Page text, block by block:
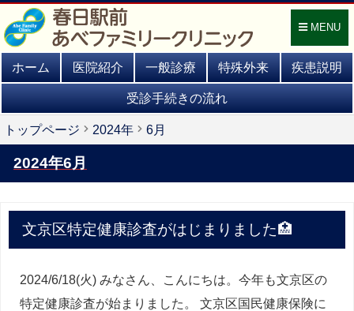
MENU
ホーム 医院紹介 一般診療 特殊外来 疾患説明
受診手続きの流れ
トップページ 2024年 6月
2024年6月
文京区特定健康診査がはじまりました🏥
2024/6/18(火) みなさん、こんにちは。今年も文京区の
特定健康診査が始まりました。 文京区国民健康保険に